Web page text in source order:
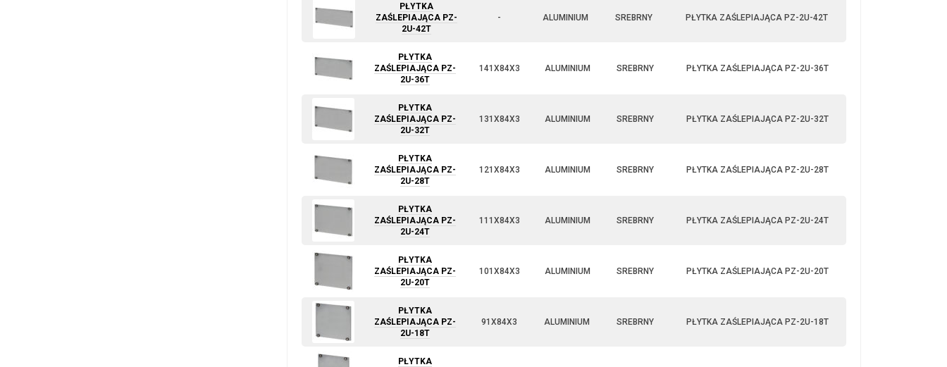
PŁYTKA
ZAŚLEPIAJĄCA PZ-
2U-42T
- ALUMINIUM SREBRNY PŁYTKA ZAŚLEPIAJĄCA PZ-2U-42T
PŁYTKA
ZAŚLEPIAJĄCA PZ-
2U-36T
141X84X3 ALUMINIUM SREBRNY PŁYTKA ZAŚLEPIAJĄCA PZ-2U-36T
PŁYTKA
ZAŚLEPIAJĄCA PZ-
2U-32T
131X84X3 ALUMINIUM SREBRNY PŁYTKA ZAŚLEPIAJĄCA PZ-2U-32T
PŁYTKA
ZAŚLEPIAJĄCA PZ-
2U-28T
121X84X3 ALUMINIUM SREBRNY PŁYTKA ZAŚLEPIAJĄCA PZ-2U-28T
PŁYTKA
ZAŚLEPIAJĄCA PZ-
2U-24T
111X84X3 ALUMINIUM SREBRNY PŁYTKA ZAŚLEPIAJĄCA PZ-2U-24T
PŁYTKA
ZAŚLEPIAJĄCA PZ-
2U-20T
101X84X3 ALUMINIUM SREBRNY PŁYTKA ZAŚLEPIAJĄCA PZ-2U-20T
PŁYTKA
ZAŚLEPIAJĄCA PZ-
2U-18T
91X84X3 ALUMINIUM SREBRNY PŁYTKA ZAŚLEPIAJĄCA PZ-2U-18T
PŁYTKA